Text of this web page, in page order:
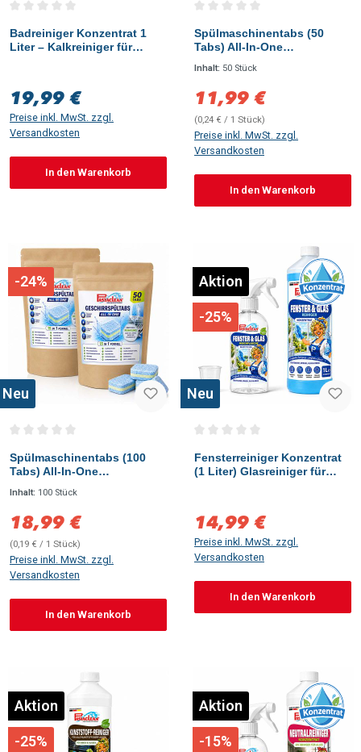
Badreiniger Konzentrat 1
Liter – Kalkreiniger für
Regulärer Preis:
19,99 €
Preise inkl. MwSt. zzgl.
Versandkosten
In den Warenkorb
Spülmaschinentabs (50
Tabs) All-In-One
Fettlösekraft
Inhalt: 50 Stück
Verkaufspreis:
11,99 €
(0,24 € / 1 Stück)
Preise inkl. MwSt. zzgl.
Versandkosten
In den Warenkorb
-24%
Neu
Spülmaschinentabs (100
Tabs) All-In-One
Fettlösekraft
Inhalt: 100 Stück
Verkaufspreis:
18,99 €
(0,19 € / 1 Stück)
Preise inkl. MwSt. zzgl.
Versandkosten
In den Warenkorb
Aktion
-25%
Neu
Fensterreiniger Konzentrat
(1 Liter) Glasreiniger für
Glasflächen
Verkaufspreis:
14,99 €
Preise inkl. MwSt. zzgl.
Versandkosten
In den Warenkorb
Aktion
-25%
Aktion
-15%